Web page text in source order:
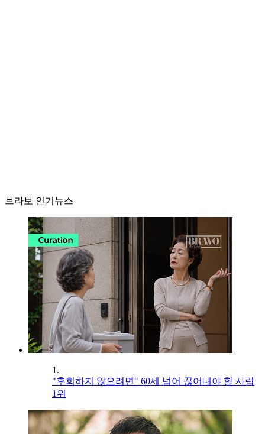
브라보 인기뉴스
1.
"후회하지 않으려면" 60세 넘어 끊어내야 할 사람
1위